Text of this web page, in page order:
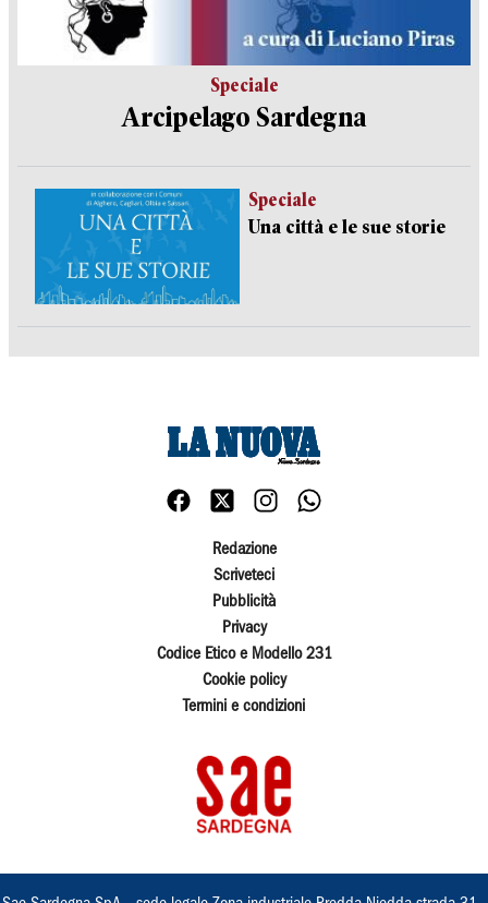
Speciale
Arcipelago Sardegna
Speciale
Una città e le sue storie
Redazione
Scriveteci
Pubblicità
Privacy
Codice Etico e Modello 231
Cookie policy
Termini e condizioni